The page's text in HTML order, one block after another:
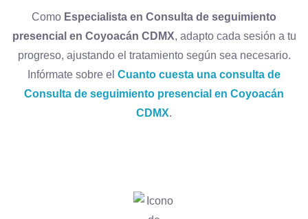
Como Especialista en Consulta de seguimiento
presencial en Coyoacán CDMX, adapto cada sesión a tu
progreso, ajustando el tratamiento según sea necesario.
Infórmate sobre el Cuanto cuesta una consulta de
Consulta de seguimiento presencial en Coyoacán
CDMX.